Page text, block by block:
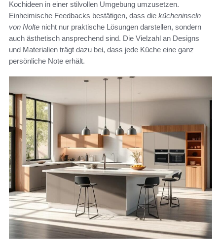
Kochideen in einer stilvollen Umgebung umzusetzen.
Einheimische Feedbacks bestätigen, dass die kücheninseln
von Nolte nicht nur praktische Lösungen darstellen, sondern
auch ästhetisch ansprechend sind. Die Vielzahl an Designs
und Materialien trägt dazu bei, dass jede Küche eine ganz
persönliche Note erhält.